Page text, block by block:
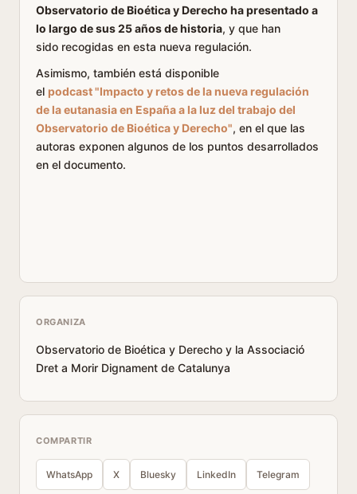
Observatorio de Bioética y Derecho ha presentado a
lo largo de sus 25 años de historia, y que han
sido recogidas en esta nueva regulación.
Asimismo, también está disponible
el podcast "Impacto y retos de la nueva regulación
de la eutanasia en España a la luz del trabajo del
Observatorio de Bioética y Derecho", en el que las
autoras exponen algunos de los puntos desarrollados
en el documento.
ORGANIZA
Observatorio de Bioética y Derecho y la Associació
Dret a Morir Dignament de Catalunya
COMPARTIR
WhatsApp X Bluesky LinkedIn Telegram